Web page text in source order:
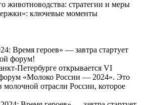
Время героев» — завтра стартует
форум!
Петербурге открывается VI
«Молоко России — 2024». Это
отрасли России, которое